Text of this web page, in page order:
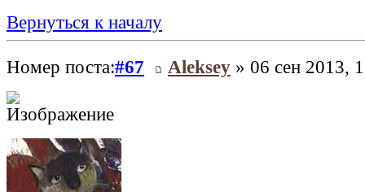
Вернуться к началу
Номер поста:#67 Aleksey » 06 сен 2013,